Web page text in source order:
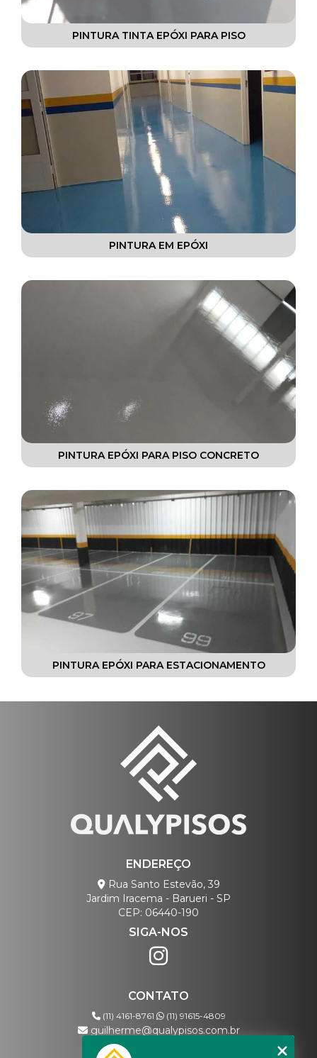
PINTURA TINTA EPÓXI PARA PISO
PINTURA EM EPÓXI
PINTURA EPÓXI PARA PISO CONCRETO
PINTURA EPÓXI PARA ESTACIONAMENTO
ENDEREÇO
Rua Santo Estevão, 39
Jardim Iracema - Barueri - SP
CEP: 06440-190
SIGA-NOS
CONTATO
(11) 4161-8761 (11) 91615-4809
guilherme@qualypisos.com.br